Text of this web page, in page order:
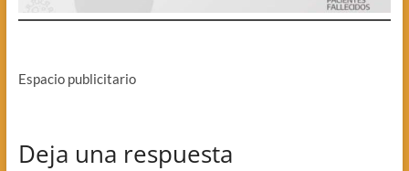
Espacio publicitario
Deja una respuesta